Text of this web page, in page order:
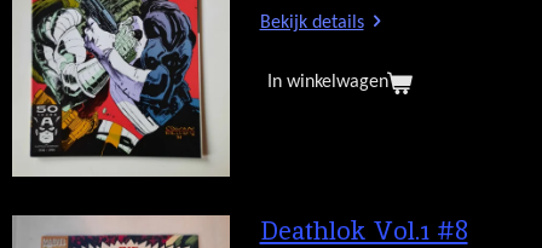
Bekijk details
In winkelwagen
Deathlok Vol.1 #8